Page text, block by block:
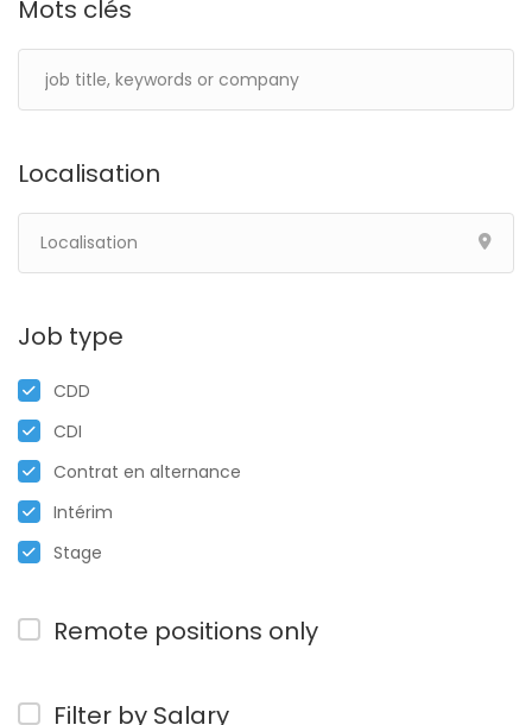
Mots clés
Localisation
Job type
CDD
CDI
Contrat en alternance
Intérim
Stage
Remote positions only
Filter by Salary